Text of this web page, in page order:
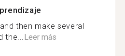
then make several
the...Leer más